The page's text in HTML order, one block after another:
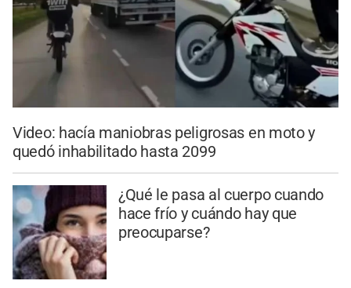
Video: hacía maniobras peligrosas en moto y
quedó inhabilitado hasta 2099
¿Qué le pasa al cuerpo cuando
hace frío y cuándo hay que
preocuparse?